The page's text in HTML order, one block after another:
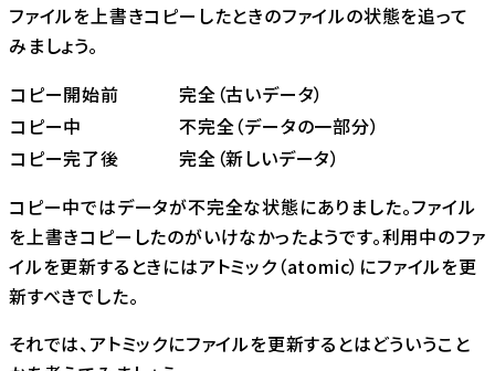
ファイルを上書きコピーしたときのファイルの状態を追って
みましょう。
コピー開始前
完全（古いデータ）
コピー中
不完全（データの一部分）
コピー完了後
完全（新しいデータ）
コピー中ではデータが不完全な状態にありました。ファイル
を上書きコピーしたのがいけなかったようです。利用中のファ
イルを更新するときにはアトミック（atomic）にファイルを更
新すべきでした。
それでは、アトミックにファイルを更新するとはどういうこと